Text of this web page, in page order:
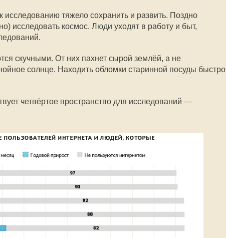
исследованию тяжело сохранить и развить. Поздно
исследовать космос. Люди уходят в работу и быт,
скучными. От них пахнет сырой землёй, а не
солнце. Находить обломки старинной посуды быстро
четвёртое пространство для исследований —